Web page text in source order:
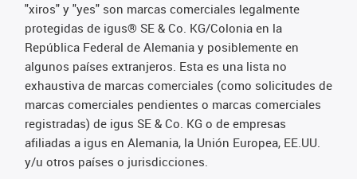
"xiros" y "yes" son marcas comerciales legalmente
protegidas de igus® SE & Co. KG/Colonia en la
República Federal de Alemania y posiblemente en
algunos países extranjeros. Esta es una lista no
exhaustiva de marcas comerciales (como solicitudes de
marcas comerciales pendientes o marcas comerciales
registradas) de igus SE & Co. KG o de empresas
afiliadas a igus en Alemania, la Unión Europea, EE.UU.
y/u otros países o jurisdicciones.